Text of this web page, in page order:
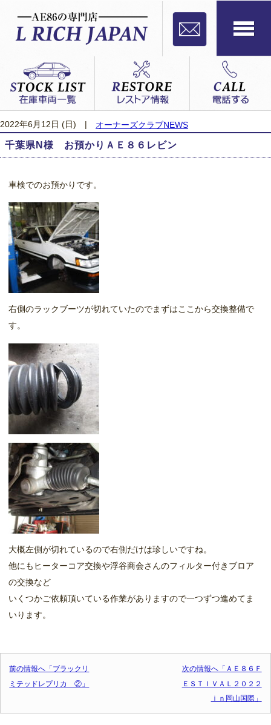
2022年6月12日 (日) オーナーズクラブNEWS
千葉県N様 お預かりＡＥ８６レビン
車検でのお預かりです。
右側のラックブーツが切れていたのでまずはここから交換整備で
す。
大概左側が切れているので右側だけは珍しいですね。
他にもヒーターコア交換や浮谷商会さんのフィルター付きブロア
の交換など
いくつかご依頼頂いている作業がありますので一つずつ進めてま
いります。
前の情報へ「ブラックリ
ミテッドレプリカ ②」
次の情報へ「ＡＥ８６Ｆ
ＥＳＴＩＶＡＬ２０２２
ｉｎ岡山国際」